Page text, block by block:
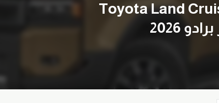
Toyota Land
2026